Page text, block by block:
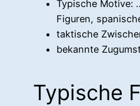
Typische Motive:
Figuren,
taktische
bekannte
Typische